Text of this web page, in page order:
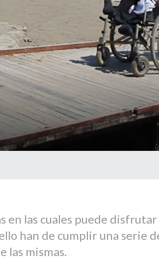
en las cuales puede disfrutar
han de cumplir una serie
las mismas.